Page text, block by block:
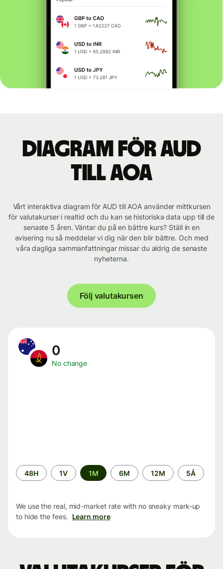
Diagram för AUD
till AOA
Vårt interaktiva diagram för AUD till AOA använder mittkursen
för valutakurser i realtid och du kan se historiska data upp till de
senaste 5 åren. Väntar du på en bättre kurs? Ställ in en
avisering nu så meddelar vi dig när den blir bättre. Och med
våra dagliga sammanfattningar missar du aldrig de senaste
nyheterna.
Följ valutakursen
0
No change
Time
period
48H 1V 1M 6M 12M 5Å
We use the real, mid-market rate with no sneaky mark-up
to hide the fees. Learn more